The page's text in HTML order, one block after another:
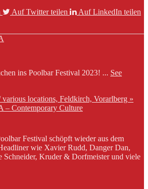
Auf Twitter teilen
Auf LinkedIn teilen
ins Poolbar Festival 2023! ... See
locations, Feldkirch, Vorarlberg »
Contemporary Culture
Festival schöpft wieder aus dem
wie Xavier Rudd, Danger Dan,
Schneider, Kruder & Dorfmeister und viele